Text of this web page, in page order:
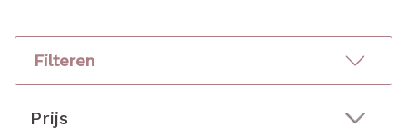
Filteren
Prijs